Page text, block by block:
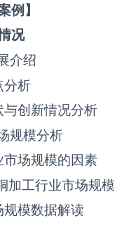
例】
况
介绍
分析
创新情况分析
规模分析
场规模的因素
加工‌‌‌‌‌‌‌‌‌‌‌‌‌‌‌‌‌‌‌行业市场规模
模数据解读